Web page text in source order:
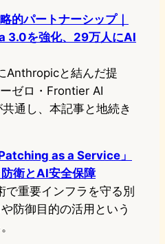
的パートナーシップ｜
3.0を強化、29万人にAI
Anthropicと結んだ提
ゼロ・Frontier AI
通し、本記事と地続き
as a Service」
防衛とAI安全保障
で重要インフラを守る別
防御目的の活用という